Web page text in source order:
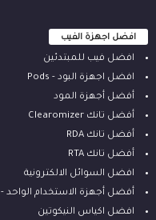
افضل اجهزة الفيب
افضل فيب للمبتدئين
افضل اجهزة البود - Pods
أفضل أجهزة المود
أفضل تانك Clearomizer
أفضل تانك RDA
أفضل تانك RTA
افضل السوائل الالكترونية
أفضل أجهزة الاستخدام الواحد - Disposable
افضل اكياس النيكوتين